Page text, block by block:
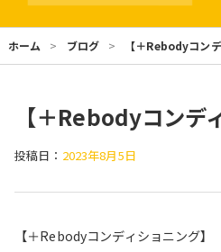
ホーム ブログ 【＋Rebodyコン
【＋Rebodyコンデ
投稿日： 2023年8月5日
【＋Rebodyコンディショニング】